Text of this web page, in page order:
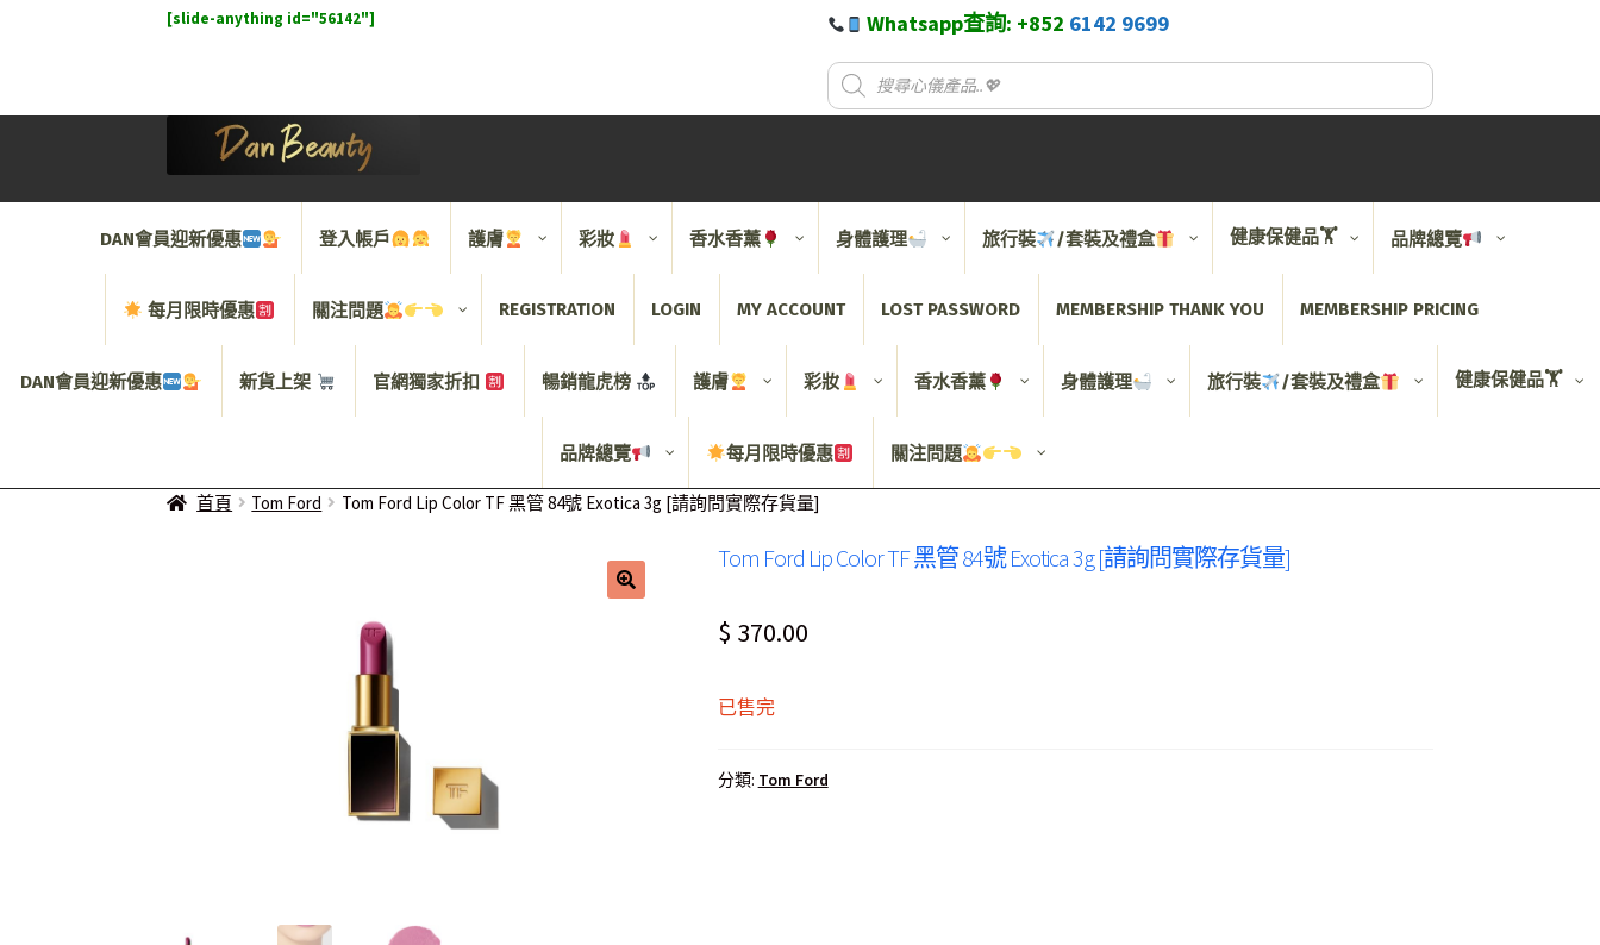
[slide-anything id="56142"] Whatsapp查詢: +852 6142 9699
DAN會員迎新優惠 登入帳戶 護膚 彩妝 香水香薰 身體護理 旅行裝 /套裝及禮盒 健康保健品🏋️ 品牌總覽
每月限時優惠 關注問題 REGISTRATION LOGIN MY ACCOUNT LOST PASSWORD MEMBERSHIP THANK YOU MEMBERSHIP PRICING
DAN會員迎新優惠 新貨上架 官網獨家折扣 暢銷龍虎榜 護膚 彩妝 香水香薰 身體護理 旅行裝 /套裝及禮盒 健康保健品🏋️
品牌總覽 每月限時優惠 關注問題
首頁 Tom Ford Tom Ford Lip Color TF 黑管 84號 Exotica 3g [請詢問實際存貨量]
Tom Ford Lip Color TF 黑管 84號 Exotica 3g [請詢問實際存貨量]
$ 370.00
已售完
分類: Tom Ford